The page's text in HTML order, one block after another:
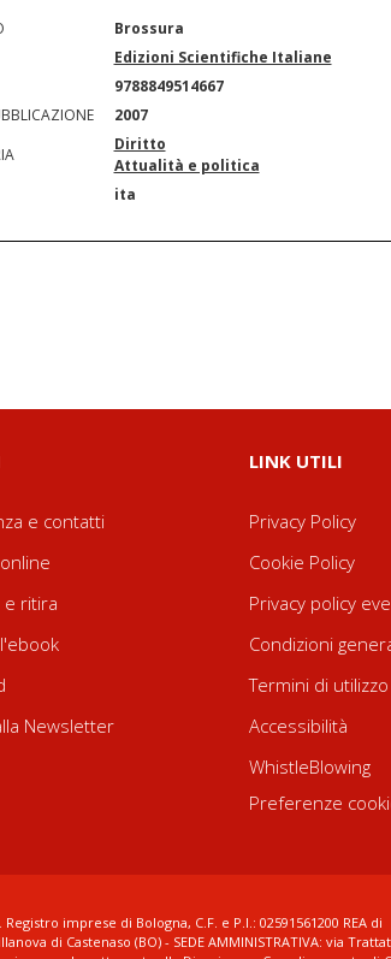
Brossura
Edizioni Scientifiche Italiane
9788849514667
2007
Diritto
Attualità e politica
ita
e contatti
e ritira
Newsletter
LINK UTILI
Privacy Policy
Cookie Policy
Privacy policy
Condizioni
Termini di
Accessibilità
WhistleBlowing
Preferenze
imprese di Bologna, C.F. e P.I.: 02591561200 REA di
di Castenaso (BO) - SEDE AMMINISTRATIVA: via